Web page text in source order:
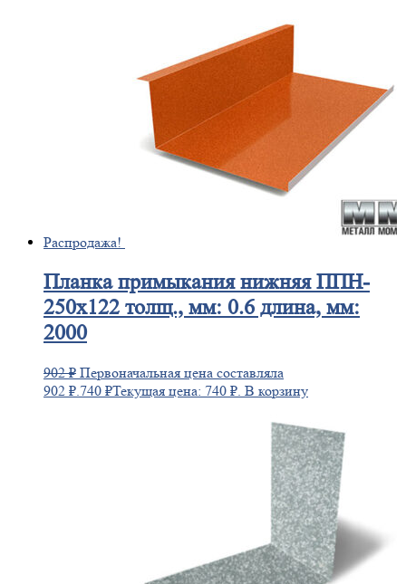
Распродажа!
Планкапримыкания нижняя ППН-
250х122 толщ., мм: 0.6 длина, мм:
2000
902₽ Первоначальная цена составляла
902 ₽. 740 ₽Текущая цена: 740 ₽. В корзину